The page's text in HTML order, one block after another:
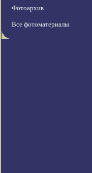
Фотоархив
Все фотоматериалы